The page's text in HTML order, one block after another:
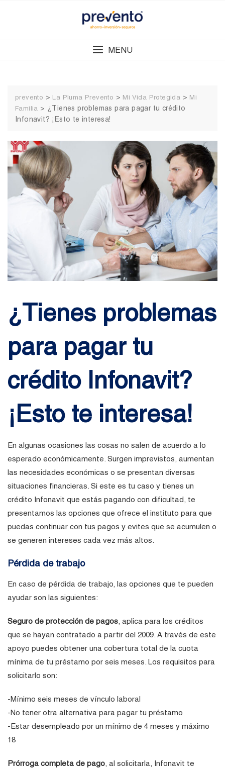
MENU
prevento > La Pluma Prevento > Mi Vida Protegida > Mi
Familia > ¿Tienes problemas para pagar tu crédito
Infonavit? ¡Esto te interesa!
¿Tienes problemas
para pagar tu
crédito Infonavit?
¡Esto te interesa!
En algunas ocasiones las cosas no salen de acuerdo a lo
esperado económicamente. Surgen imprevistos, aumentan
las necesidades económicas o se presentan diversas
situaciones financieras. Si este es tu caso y tienes un
crédito Infonavit que estás pagando con dificultad, te
presentamos las opciones que ofrece el instituto para que
puedas continuar con tus pagos y evites que se acumulen o
se generen intereses cada vez más altos.
Pérdida de trabajo
En caso de pérdida de trabajo, las opciones que te pueden
ayudar son las siguientes:
Seguro de protección de pagos, aplica para los créditos
que se hayan contratado a partir del 2009. A través de este
apoyo puedes obtener una cobertura total de la cuota
mínima de tu préstamo por seis meses. Los requisitos para
solicitarlo son:
-Mínimo seis meses de vínculo laboral
-No tener otra alternativa para pagar tu préstamo
-Estar desempleado por un mínimo de 4 meses y máximo
18
Prórroga completa de pago, al solicitarla, Infonavit te